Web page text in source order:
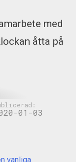
med
åtta på
01-03
vanliga